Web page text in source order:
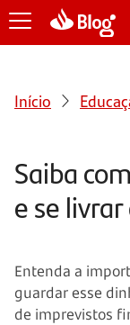
Início
Saiba
e se
Entenda a
guardar esse
de imprevistos